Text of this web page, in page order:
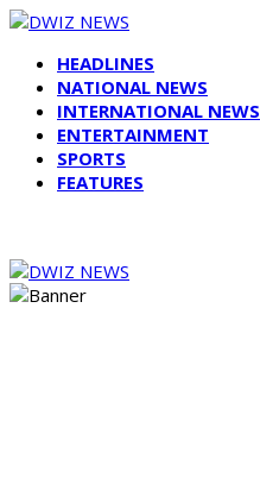
HEADLINES
NATIONAL NEWS
INTERNATIONAL NEWS
ENTERTAINMENT
SPORTS
FEATURES